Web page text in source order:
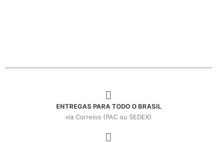
ENTREGAS PARA TODO O BRASIL
via Correios (PAC ou SEDEX)